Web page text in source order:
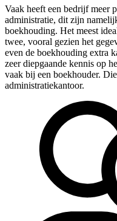
Vaak heeft een bedrijf meer
administratie, dit zijn
boekhouding. Het meest
twee, vooral gezien het
even de boekhouding extra
zeer diepgaande kennis op
vaak bij een boekhouder.
administratiekantoor.